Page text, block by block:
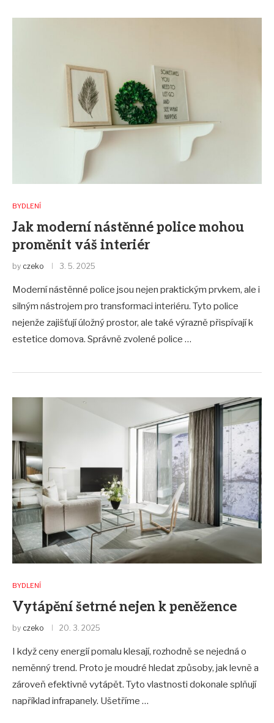
BYDLENÍ
Jak moderní nástěnné police mohou
proměnit váš interiér
by czeko 3. 5. 2025
Moderní nástěnné police jsou nejen praktickým prvkem, ale i
silným nástrojem pro transformaci interiéru. Tyto police
nejenže zajišťují úložný prostor, ale také výrazně přispívají k
estetice domova. Správně zvolené police …
BYDLENÍ
Vytápění šetrné nejen k peněžence
by czeko 20. 3. 2025
I když ceny energií pomalu klesají, rozhodně se nejedná o
neměnný trend. Proto je moudré hledat způsoby, jak levně a
zároveň efektivně vytápět. Tyto vlastnosti dokonale splňují
například infrapanely. Ušetříme …